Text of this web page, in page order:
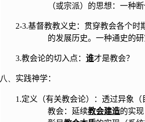
（或宗派）的思想：一种
2-3.基督教教义史：贯穿教会各个时
的发展历史。一种通史的
3.教会论的切入点： 谁才是教会？
八、 实践神学：
1.定义（有关教会论）：透过异象
教会：延续教会建造的实